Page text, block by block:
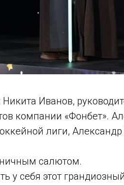
Иванов,
компании «Фонбет».
лиги,
салютом.
у себя этот